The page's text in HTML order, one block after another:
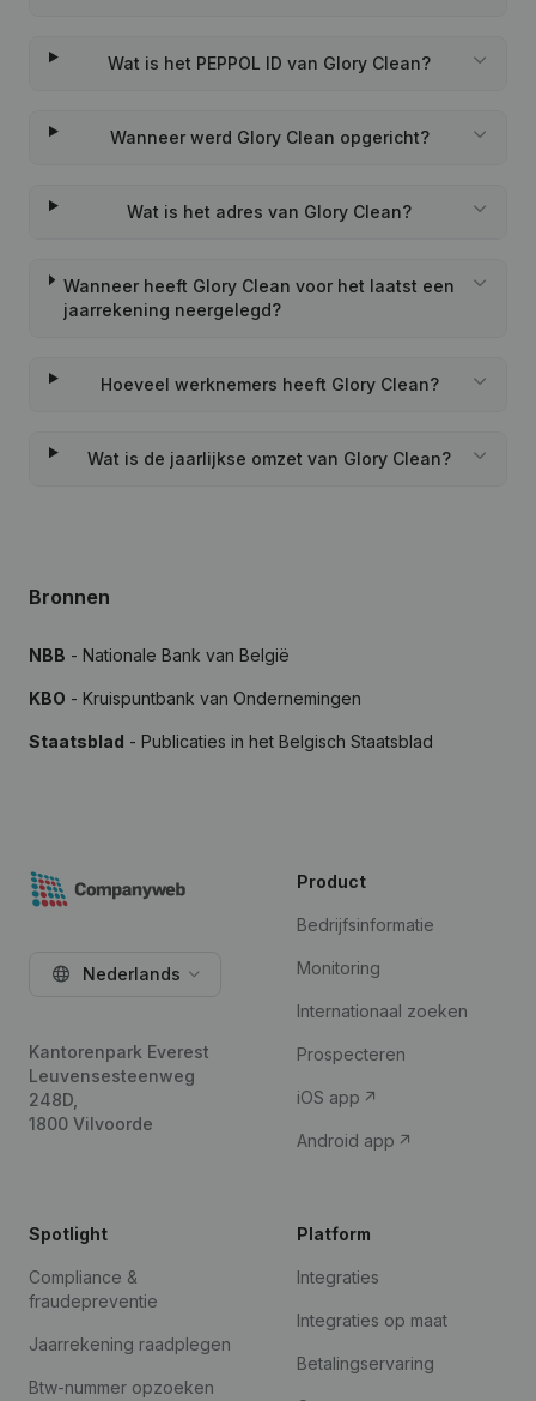
Wat is het PEPPOL ID van Glory Clean?
Wanneer werd Glory Clean opgericht?
Wat is het adres van Glory Clean?
Wanneer heeft Glory Clean voor het laatst een
jaarrekening neergelegd?
Hoeveel werknemers heeft Glory Clean?
Wat is de jaarlijkse omzet van Glory Clean?
Bronnen
NBB - Nationale Bank van België
KBO - Kruispuntbank van Ondernemingen
Staatsblad - Publicaties in het Belgisch Staatsblad
Nederlands
Kantorenpark Everest
Leuvensesteenweg
248D,
1800 Vilvoorde
Product
Bedrijfsinformatie
Monitoring
Internationaal zoeken
Prospecteren
iOS app
Android app
Spotlight
Compliance &
fraudepreventie
Jaarrekening raadplegen
Btw-nummer opzoeken
Platform
Integraties
Integraties op maat
Betalingservaring